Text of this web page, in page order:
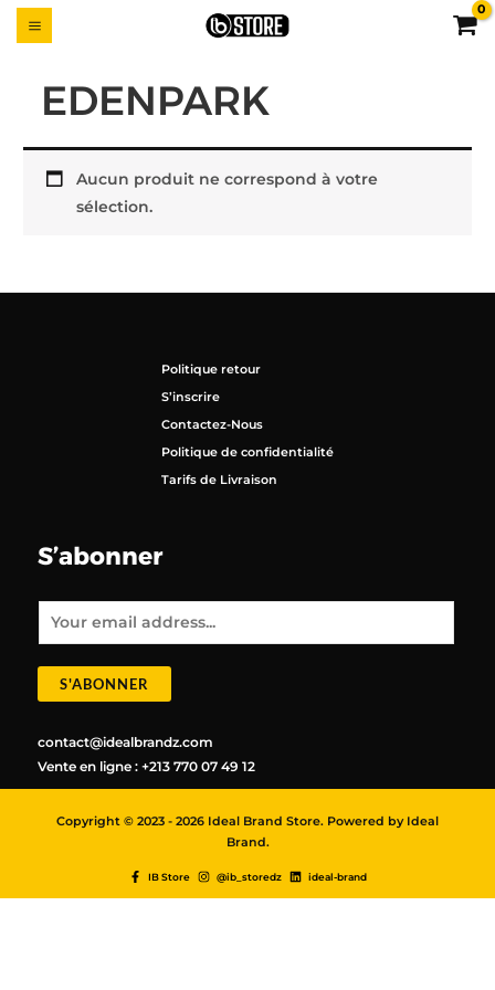
Aller
au
MAIN
EDENPARK
Aucun produit ne correspond à votre
sélection.
Politique retour
S’inscrire
Contactez-Nous
Politique de confidentialité
Tarifs de Livraison
S’abonner
*
S'ABONNER
contact@idealbrandz.com
Vente en ligne : +213 770 07 49 12
Copyright © 2023 - 2026 Ideal Brand Store. Powered by Ideal
Brand.
IB Store @ib_storedz ideal-brand